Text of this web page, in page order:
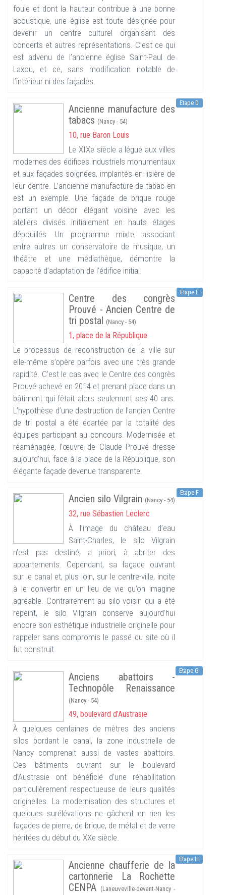
foule et dont la hauteur contribue à une bonne
acoustique, une église est toute désignée pour
devenir un centre culturel organisant des
concerts et autres représentations. C’est ce qui
est advenu de l’ancienne église Saint-Paul de
Laxou, et ce, sans modification notable de
l’intérieur ni des façades.
Etape D
Ancienne manufacture des
tabacs (Nancy - 54)
10, rue Baron Louis
Le XIXe siècle a légué aux villes
modernes des édifices industriels monumentaux
et aux façades soignées, implantés en lisière de
leur centre. L’ancienne manufacture de tabac en
est un exemple. Une façade de brique rouge
portant un décor élégant voisine avec les
ateliers divisés initialement en hauts étages
dépouillés. Un programme mixte, associant
entre autres un conservatoire de musique, un
théâtre et une médiathèque, démontre la
capacité d’adaptation de l’édifice initial.
Etape E
Centre des congrès
Prouvé - Ancien Centre de
tri postal (Nancy - 54)
1, place de la République
Le processus de reconstruction de la ville sur
elle-même s’opère parfois avec une très grande
rapidité. C’est le cas avec le Centre des congrès
Prouvé achevé en 2014 et prenant place dans un
bâtiment qui fêtait alors seulement ses 40 ans.
L’hypothèse d’une destruction de l’ancien Centre
de tri postal a été écartée par la totalité des
équipes participant au concours. Modernisée et
réaménagée, l’œuvre de Claude Prouvé dresse
aujourd’hui, face à la place de la République, son
élégante façade devenue transparente.
Etape F
Ancien silo Vilgrain (Nancy - 54)
32, rue Sébastien Leclerc
À l’image du château d’eau
Saint-Charles, le silo Vilgrain
n’est pas destiné, a priori, à abriter des
appartements. Cependant, sa façade ouvrant
sur le canal et, plus loin, sur le centre-ville, incite
à le convertir en un lieu de vie qu’on imagine
agréable. Contrairement au silo voisin qui a été
repeint, le silo Vilgrain conserve aujourd’hui
encore son esthétique industrielle originelle pour
rappeler sans compromis le passé du site où il
fut construit.
Etape G
Anciens abattoirs -
Technopôle Renaissance
(Nancy - 54)
49, boulevard d’Austrasie
À quelques centaines de mètres des anciens
silos bordant le canal, la zone industrielle de
Nancy comprenait aussi de vastes abattoirs.
Ces bâtiments ouvrant sur le boulevard
d’Austrasie ont bénéficié d’une réhabilitation
particulièrement respectueuse de leurs qualités
originelles. La modernisation des structures et
quelques surélévations ne gâchent en rien les
façades de pierre, de brique, de métal et de verre
héritées du début du XXe siècle.
Etape H
Ancienne chaufferie de la
cartonnerie La Rochette
CENPA (Laneuveville-devant-Nancy -